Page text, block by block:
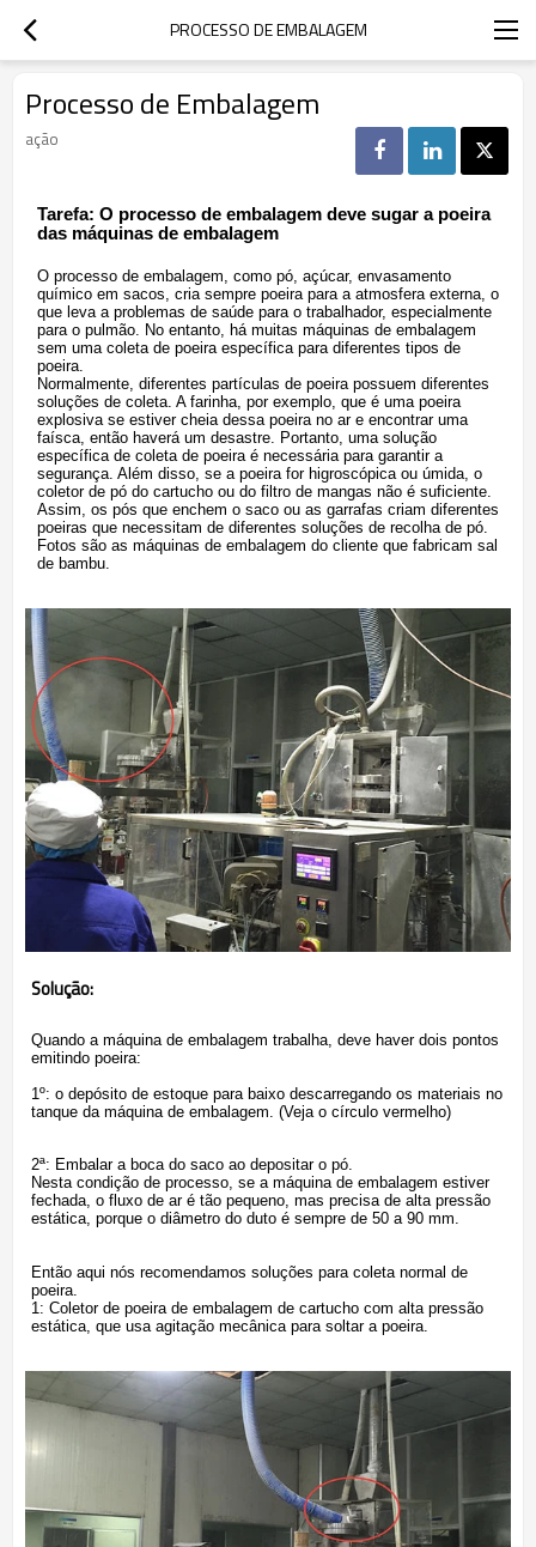
PROCESSO DE EMBALAGEM
Processo de Embalagem
ação
Tarefa: O processo de embalagem deve sugar a poeira
das máquinas de embalagem
O processo de embalagem, como pó, açúcar, envasamento
químico em sacos, cria sempre poeira para a atmosfera externa, o
que leva a problemas de saúde para o trabalhador, especialmente
para o pulmão. No entanto, há muitas máquinas de embalagem
sem uma coleta de poeira específica para diferentes tipos de
poeira.
Normalmente, diferentes partículas de poeira possuem diferentes
soluções de coleta. A farinha, por exemplo, que é uma poeira
explosiva se estiver cheia dessa poeira no ar e encontrar uma
faísca, então haverá um desastre. Portanto, uma solução
específica de coleta de poeira é necessária para garantir a
segurança. Além disso, se a poeira for higroscópica ou úmida, o
coletor de pó do cartucho ou do filtro de mangas não é suficiente.
Assim, os pós que enchem o saco ou as garrafas criam diferentes
poeiras que necessitam de diferentes soluções de recolha de pó.
Fotos são as máquinas de embalagem do cliente que fabricam sal
de bambu.
Solução:
Quando a máquina de embalagem trabalha, deve haver dois pontos
emitindo poeira:
1º: o depósito de estoque para baixo descarregando os materiais no
tanque da máquina de embalagem. (Veja o círculo vermelho)
2ª: Embalar a boca do saco ao depositar o pó.
Nesta condição de processo, se a máquina de embalagem estiver
fechada, o fluxo de ar é tão pequeno, mas precisa de alta pressão
estática, porque o diâmetro do duto é sempre de 50 a 90 mm.
Então aqui nós recomendamos soluções para coleta normal de
poeira.
1: Coletor de poeira de embalagem de cartucho com alta pressão
estática, que usa agitação mecânica para soltar a poeira.